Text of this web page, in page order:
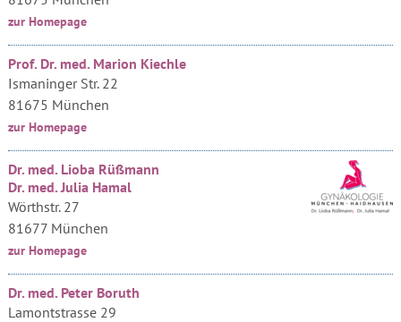
zur Homepage
Prof. Dr. med. Marion Kiechle
Ismaninger Str. 22
81675 München
zur Homepage
Dr. med. Lioba Rüßmann
Dr. med. Julia Hamal
Wörthstr. 27
81677 München
zur Homepage
Dr. med. Peter Boruth
Lamontstrasse 29